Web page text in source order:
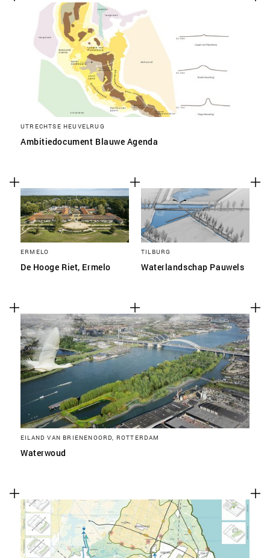
UTRECHTSE HEUVELRUG
Ambitiedocument Blauwe Agenda
ERMELO
De Hooge Riet, Ermelo
TILBURG
Waterlandschap Pauwels
EILAND VAN BRIENENOORD, ROTTERDAM
Waterwoud